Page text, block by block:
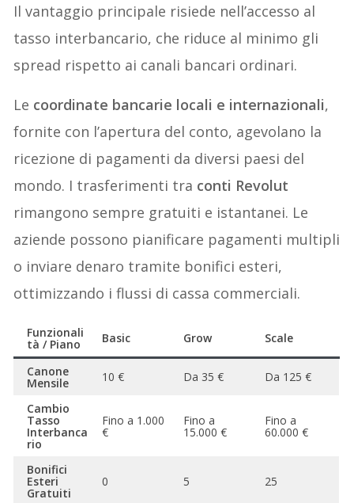
Il vantaggio principale risiede nell’accesso al
tasso interbancario, che riduce al minimo gli
spread rispetto ai canali bancari ordinari.
Le coordinate bancarie locali e internazionali,
fornite con l’apertura del conto, agevolano la
ricezione di pagamenti da diversi paesi del
mondo. I trasferimenti tra conti Revolut
rimangono sempre gratuiti e istantanei. Le
aziende possono pianificare pagamenti multipli
o inviare denaro tramite bonifici esteri,
ottimizzando i flussi di cassa commerciali.
Funzionali
tà / Piano Basic Grow Scale
Canone
Mensile 10 € Da 35 € Da 125 €
Cambio
Tasso
Interbanca
rio
Fino a 1.000
€
Fino a
15.000 €
Fino a
60.000 €
Bonifici
Esteri
Gratuiti
0 5 25